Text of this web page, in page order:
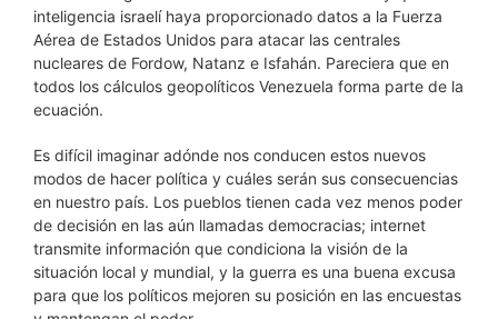
inteligencia israelí haya proporcionado datos a la Fuerza
Aérea de Estados Unidos para atacar las centrales
nucleares de Fordow, Natanz e Isfahán. Pareciera que en
todos los cálculos geopolíticos Venezuela forma parte de la
ecuación.
Es difícil imaginar adónde nos conducen estos nuevos
modos de hacer política y cuáles serán sus consecuencias
en nuestro país. Los pueblos tienen cada vez menos poder
de decisión en las aún llamadas democracias; internet
transmite información que condiciona la visión de la
situación local y mundial, y la guerra es una buena excusa
para que los políticos mejoren su posición en las encuestas